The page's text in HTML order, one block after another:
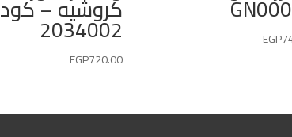
EGP
كروشيه – كود
2034002
EGP720.00